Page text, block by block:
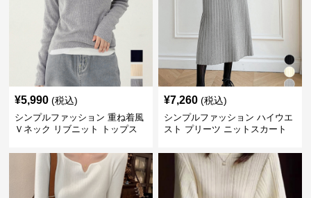
¥5,990 (税込)
シンプルファッション 重ね着風
Ｖネック リブニット トップス
¥7,260 (税込)
シンプルファッション ハイウエ
スト プリーツ ニットスカート